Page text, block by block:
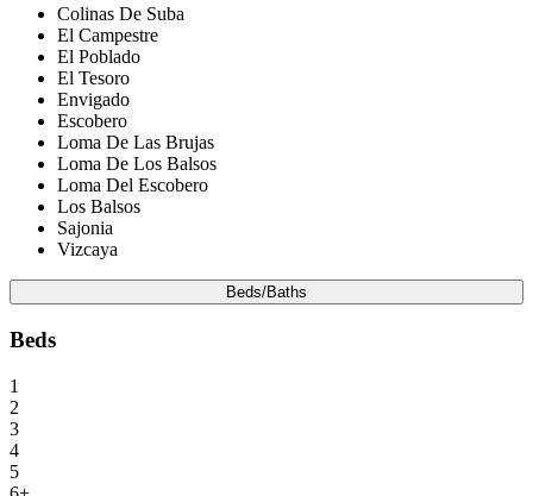
Colinas De Suba
El Campestre
El Poblado
El Tesoro
Envigado
Escobero
Loma De Las Brujas
Loma De Los Balsos
Loma Del Escobero
Los Balsos
Sajonia
Vizcaya
Beds/Baths
Beds
1
2
3
4
5